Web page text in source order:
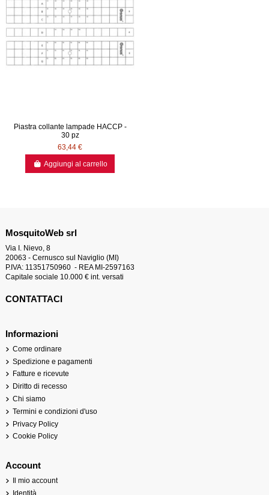
Piastra collante lampade HACCP -
30 pz
63,44 €
Aggiungi al carrello
MosquitoWeb srl
Via I. Nievo, 8
20063 - Cernusco sul Naviglio (MI)
P.IVA: 11351750960 - REA MI-2597163
Capitale sociale 10.000 € int. versati
CONTATTACI
Informazioni
Come ordinare
Spedizione e pagamenti
Fatture e ricevute
Diritto di recesso
Chi siamo
Termini e condizioni d'uso
Privacy Policy
Cookie Policy
Account
Il mio account